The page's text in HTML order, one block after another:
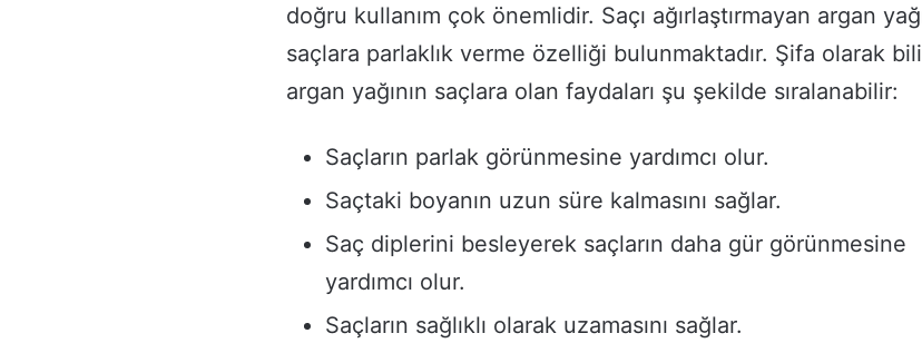
doğru kullanım çok önemlidir. Saçı ağırlaştırmayan argan
saçlara parlaklık verme özelliği bulunmaktadır. Şifa olarak
argan yağının saçlara olan faydaları şu şekilde sıralanabilir:
Saçların parlak görünmesine yardımcı olur.
Saçtaki boyanın uzun süre kalmasını sağlar.
Saç diplerini besleyerek saçların daha gür görünmesine
yardımcı olur.
Saçların sağlıklı olarak uzamasını sağlar.